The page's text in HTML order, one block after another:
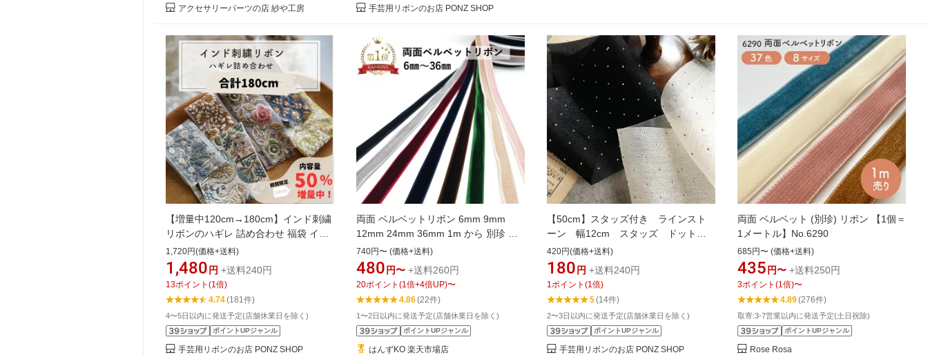
アクセサリーパーツの店 紗や工房 手芸用リボンのお店 PONZ SHOP
【増量中120cm→180cm】インド刺繍
リボンのハギレ 詰め合わせ 福袋 イン
ドリボン ハギレ 端切れ 端 お得 ハンド
メイド 手芸 パーツ リボン ラッキ
ーパック ポーチ 商用
1,720円(価格+送料)
1,480 円 +送料240円
13ポイント (1 倍)
4.74(181件)
4〜5日以内に発送予定(店舗休業日を除く)
ポイントUPジャンル
手芸用リボンのお店 PONZ SHOP
両面 ベルベットリボン 6mm 9mm
12mm 24mm 36mm 1m から 別珍 別
珍リボン ベロアリボン ベロア リボン
髪留め 髪飾り ヘアアクセサリー ヘア
リボン ロングリボン ヘアアレンジ 韓
国 入園式 入学式 卒園式 卒業式 結婚式
ウェディング ブライダル 紐アレンジ
アクセサリー
740円〜 (価格+送料)
480 円〜 +送料260円
20ポイント (1 倍+4倍UP)〜
4.86(22件)
1〜2日以内に発送予定(店舗休業日を除く)
ポイントUPジャンル
はんずKO 楽天市場店
【50cm】スタッズ付き ラインスト
ーン 幅12cm スタッズ ドット
シアサテンリボン ハンドメイド 手芸
アクセサリー 材料 素材 パーツ 手芸 問
屋ポーチヘアゴム 商用
420円(価格+送料)
180 円 +送料240円
1 ポイント (1 倍)
5(14件)
2〜3日以内に発送予定(店舗休業日を除く)
ポイントUPジャンル
手芸用リボンのお店 PONZ SHOP
両面 ベルベット (別珍) リボン 【1個＝
1メートル】No.6290
685円〜 (価格+送料)
435 円〜 +送料250円
3ポイント (1 倍)〜
4.89(276件)
取寄:3-7営業以内に発送予定(土日祝除)
ポイントUPジャンル
Rose Rosa